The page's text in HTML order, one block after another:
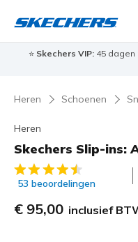
⭐ Skechers VIP:45 dagen
Heren Schoenen
Heren
Skechers Slip-ins:
4 van de 5
53 beoordelingen
€ 95,00 inclusief